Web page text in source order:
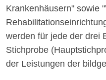
Krankenhäusern" sowie
werden für jede der drei
Stichprobe
der Leistungen der